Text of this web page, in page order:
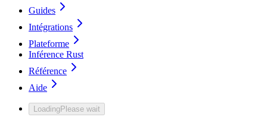
Guides
Intégrations
Plateforme
Inférence Rust
Référence
Aide
LoadingPlease wait